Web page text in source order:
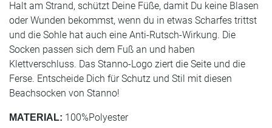
Halt am Strand, schützt Deine Füße, damit Du keine Blasen
oder Wunden bekommst, wenn du in etwas Scharfes trittst
und die Sohle hat auch eine Anti-Rutsch-Wirkung. Die
Socken passen sich dem Fuß an und haben
Klettverschluss. Das Stanno-Logo ziert die Seite und die
Ferse. Entscheide Dich für Schutz und Stil mit diesen
Beachsocken von Stanno!
MATERIAL: 100%Polyester